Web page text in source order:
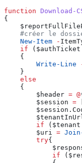
function Download-
{
#créer le
    New-Item
-
    if
( $authTicket
    {
        Write-Line
    }
    else
    {
        $header
= @
        $session
=
        $session
        if
( $tenant
        $uri
=
        try
{
            if
(